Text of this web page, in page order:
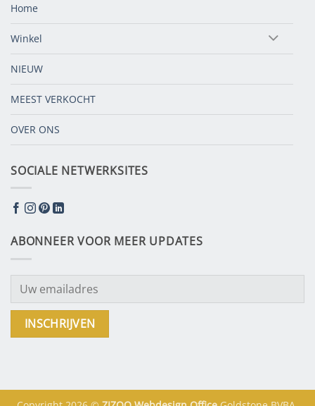
Home
Winkel
NIEUW
MEEST VERKOCHT
OVER ONS
SOCIALE NETWERKSITES
ABONNEER VOOR MEER UPDATES